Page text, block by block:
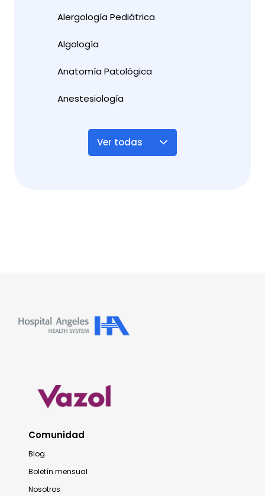
Alergología Pediátrica
Algología
Anatomía Patológica
Anestesiología
Ver todas
Comunidad
Blog
Boletín mensual
Nosotros